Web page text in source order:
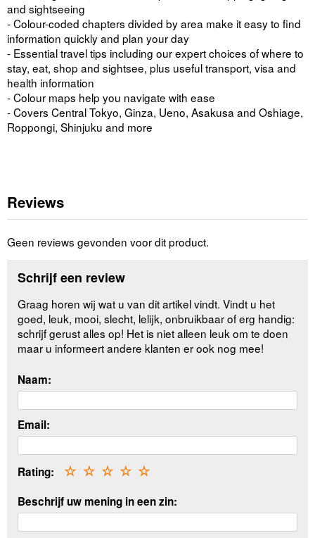
and sightseeing
- Colour-coded chapters divided by area make it easy to find
information quickly and plan your day
- Essential travel tips including our expert choices of where to
stay, eat, shop and sightsee, plus useful transport, visa and
health information
- Colour maps help you navigate with ease
- Covers Central Tokyo, Ginza, Ueno, Asakusa and Oshiage,
Roppongi, Shinjuku and more
Reviews
Geen reviews gevonden voor dit product.
Schrijf een review
Graag horen wij wat u van dit artikel vindt. Vindt u het
goed, leuk, mooi, slecht, lelijk, onbruikbaar of erg handig:
schrijf gerust alles op! Het is niet alleen leuk om te doen
maar u informeert andere klanten er ook nog mee!
Naam:
Email:
Rating: ☆
☆
☆
☆
☆
Beschrijf uw mening in een zin: